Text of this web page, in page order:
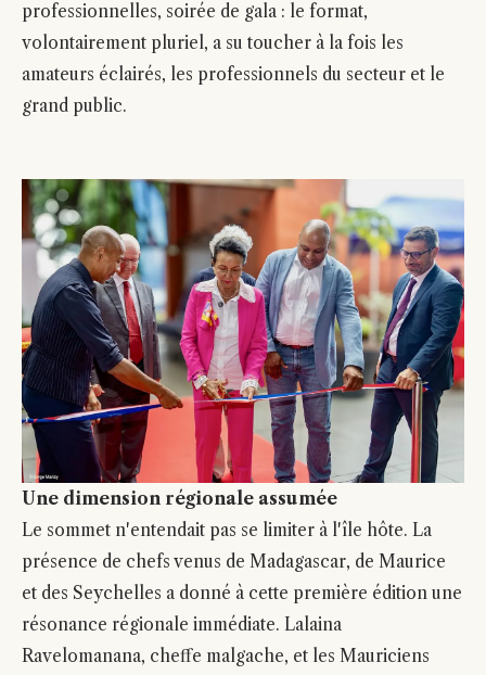
professionnelles, soirée de gala : le format,
volontairement pluriel, a su toucher à la fois les
amateurs éclairés, les professionnels du secteur et le
grand public.
Une dimension régionale assumée
Le sommet n'entendait pas se limiter à l'île hôte. La
présence de chefs venus de Madagascar, de Maurice
et des Seychelles a donné à cette première édition une
résonance régionale immédiate. Lalaina
Ravelomanana, cheffe malgache, et les Mauriciens